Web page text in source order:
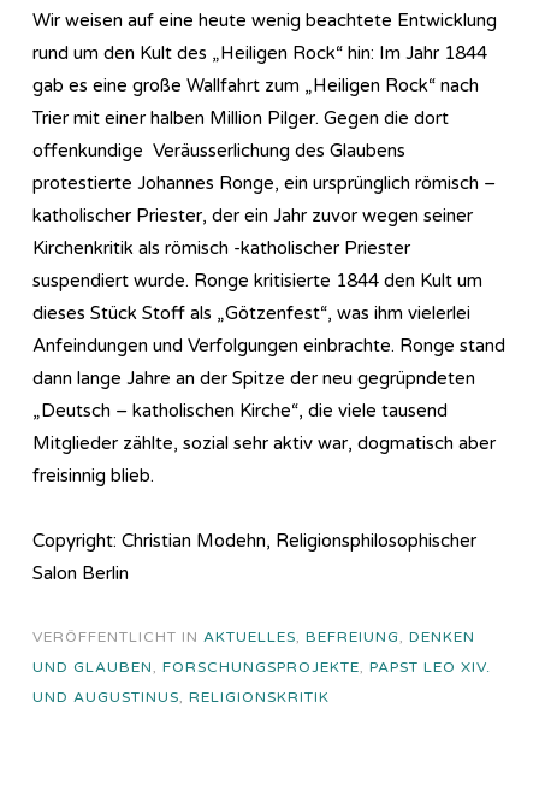
Wir weisen auf eine heute wenig beachtete Entwicklung
rund um den Kult des „Heiligen Rock“ hin: Im Jahr 1844
gab es eine große Wallfahrt zum „Heiligen Rock“ nach
Trier mit einer halben Million Pilger. Gegen die dort
offenkundige Veräusserlichung des Glaubens
protestierte Johannes Ronge, ein ursprünglich römisch –
katholischer Priester, der ein Jahr zuvor wegen seiner
Kirchenkritik als römisch -katholischer Priester
suspendiert wurde. Ronge kritisierte 1844 den Kult um
dieses Stück Stoff als „Götzenfest“, was ihm vielerlei
Anfeindungen und Verfolgungen einbrachte. Ronge stand
dann lange Jahre an der Spitze der neu gegrüpndeten
„Deutsch – katholischen Kirche“, die viele tausend
Mitglieder zählte, sozial sehr aktiv war, dogmatisch aber
freisinnig blieb.
Copyright: Christian Modehn, Religionsphilosophischer
Salon Berlin
VERÖFFENTLICHT IN AKTUELLES, BEFREIUNG, DENKEN
UND GLAUBEN, FORSCHUNGSPROJEKTE, PAPST LEO XIV.
UND AUGUSTINUS, RELIGIONSKRITIK